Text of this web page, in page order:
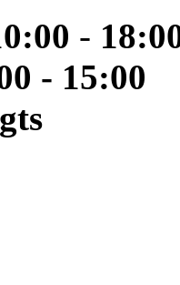
-
- 15:00